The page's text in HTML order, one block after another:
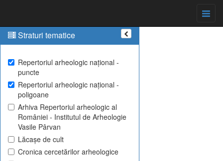
Straturi tematice
Repertoriul arheologic național -
puncte
Repertoriul arheologic național -
poligoane
Arhiva Repertoriul arheologic al
României - Institutul de Arheologie
Vasile Pârvan
Lăcașe de cult
Cronica cercetărilor arheologice